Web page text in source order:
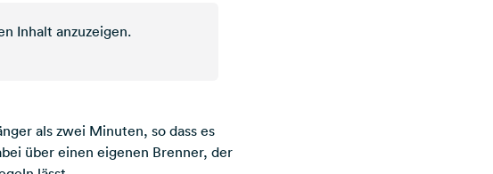
Inhalt anzuzeigen.
als zwei Minuten, so dass es
über einen eigenen Brenner, der